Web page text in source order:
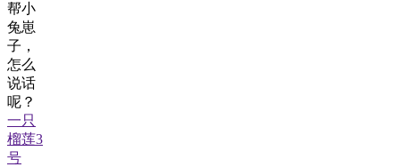
帮小
兔崽
子，
怎么
说话
呢？
一只
榴莲3
号